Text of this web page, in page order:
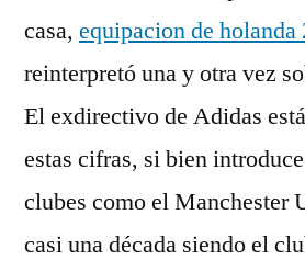
casa, equipacion de holanda
reinterpretó una y otra vez
El exdirectivo de Adidas
estas cifras, si bien
clubes como el Manchester
casi una década siendo el